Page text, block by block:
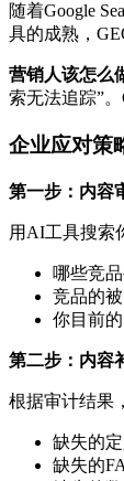
随着Google
具的成熟，
营销人该怎么
索无法追踪”
企业应对策
第一步：内容
用AI工具搜索
哪些竞
竞品的
你目前
第二步：内容
根据审计结果
缺失的
缺失的